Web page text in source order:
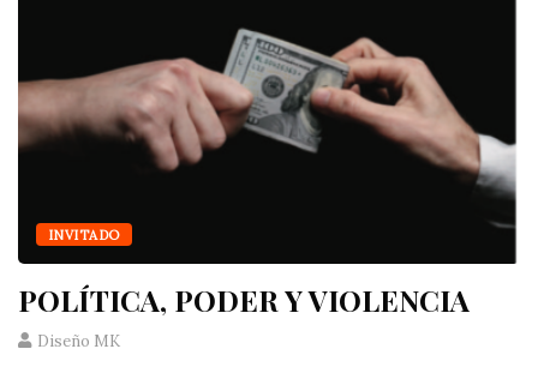
INVITADO
POLÍTICA, PODER Y VIOLENCIA
Diseño MK